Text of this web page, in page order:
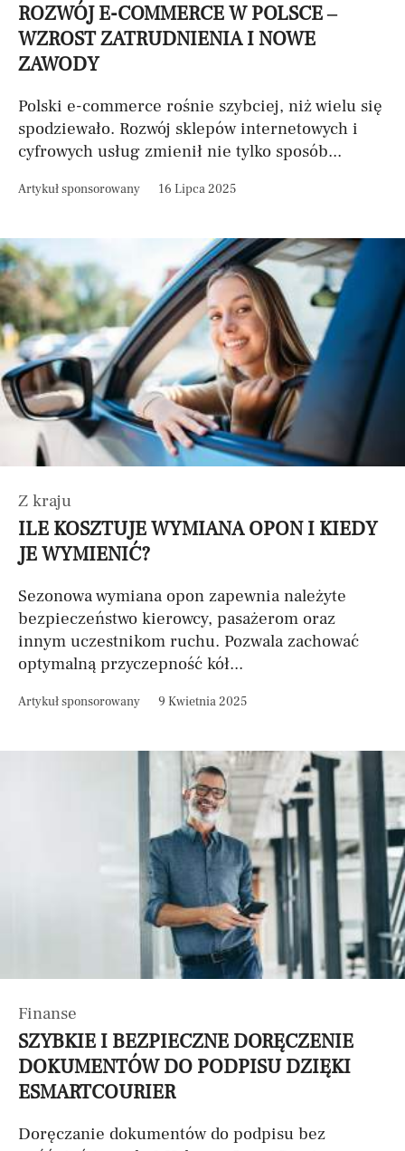
ROZWÓJ E-COMMERCE W POLSCE –
WZROST ZATRUDNIENIA I NOWE
ZAWODY
Polski e-commerce rośnie szybciej, niż wielu się
spodziewało. Rozwój sklepów internetowych i
cyfrowych usług zmienił nie tylko sposób...
Artykuł sponsorowany 16 Lipca 2025
Z kraju
ILE KOSZTUJE WYMIANA OPON I KIEDY
JE WYMIENIĆ?
Sezonowa wymiana opon zapewnia należyte
bezpieczeństwo kierowcy, pasażerom oraz
innym uczestnikom ruchu. Pozwala zachować
optymalną przyczepność kół...
Artykuł sponsorowany 9 Kwietnia 2025
Finanse
SZYBKIE I BEZPIECZNE DORĘCZENIE
DOKUMENTÓW DO PODPISU DZIĘKI
ESMARTCOURIER
Doręczanie dokumentów do podpisu bez